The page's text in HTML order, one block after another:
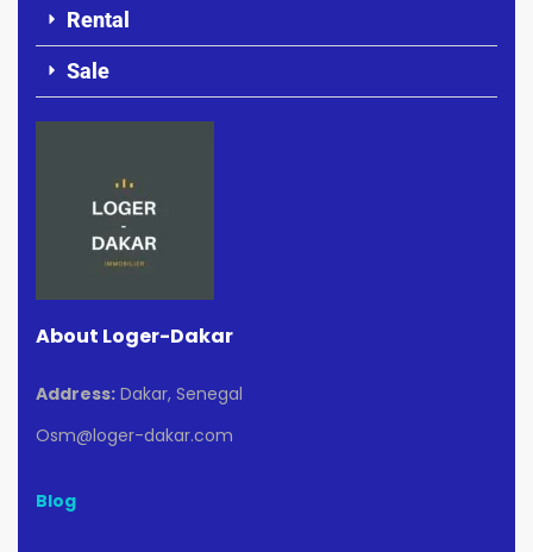
Rental
Sale
About Loger-Dakar
Address: Dakar, Senegal
Osm@loger-dakar.com
Blog